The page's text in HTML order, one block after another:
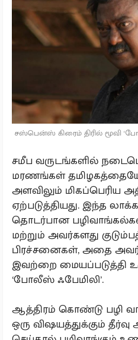
சஸ்பென்ஸ் கிரைம் திரில் மூவி
சமீப வருடங்களில்
மரணங்கள் தமிழகத்தையே
அளவிலும் மிகப்பெரிய
ஏற்படுத்தியது. இந்த
தொடர்பான
மற்றும் அவர்களது
பிரச்சனைகள், அதை
இவற்றை மையப்படுத்தி
‘போலீஸ் ஃபேமிலி’.
ஆத்திரம் கொண்டு பழி
ஒரு விஷயத்துக்கும் தீர்வு